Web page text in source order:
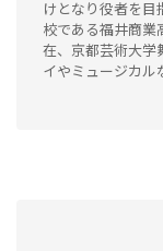
けとなり役者を
校である福井商業
在、京都芸術大学
イやミュージカル